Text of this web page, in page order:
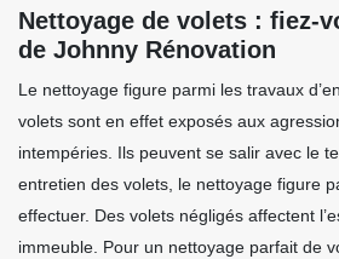
Nettoyage de volets : fiez-
de Johnny Rénovation
Le nettoyage figure parmi les travaux
volets sont en effet exposés aux
intempéries. Ils peuvent se salir avec le
entretien des volets, le nettoyage figure
effectuer. Des volets négligés affectent
immeuble. Pour un nettoyage parfait de